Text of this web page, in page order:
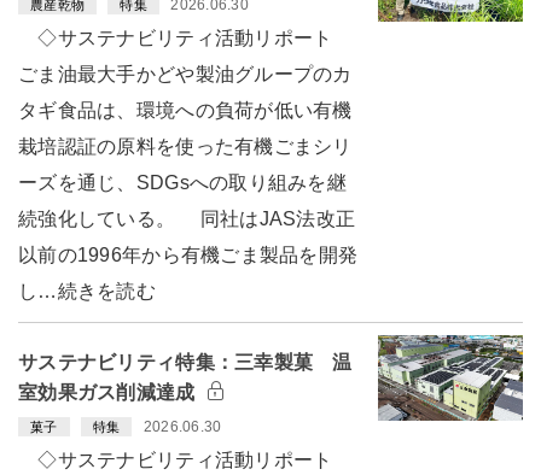
農産乾物 特集 2026.06.30
◇サステナビリティ活動リポート
ごま油最大手かどや製油グループのカ
タギ食品は、環境への負荷が低い有機
栽培認証の原料を使った有機ごまシリ
ーズを通じ、SDGsへの取り組みを継
続強化している。 同社はJAS法改正
以前の1996年から有機ごま製品を開発
し…続きを読む
サステナビリティ特集：三幸製菓 温
室効果ガス削減達成
菓子 特集 2026.06.30
◇サステナビリティ活動リポート